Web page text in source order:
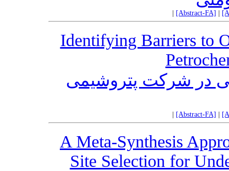
[Abstract-FA]
Identifying Barriers to
در شرکت پتروشیمی
[Abstract-FA]
A Meta-Synthesis
Site Selection for